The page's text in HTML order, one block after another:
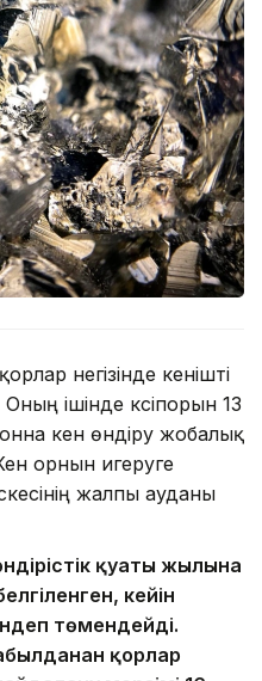
негізінде кенішті
ішінде кәсіпорын 13
кен өндіру жобалық
орнын игеруге
жалпы ауданы
қуаты жылына
кейін
төмендейді.
қорлар